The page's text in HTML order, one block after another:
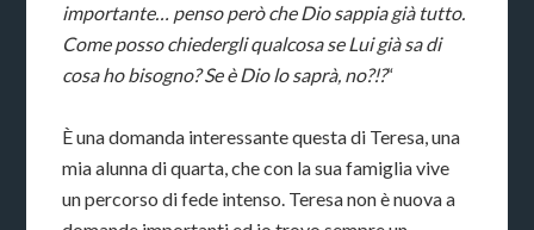
importante… penso però che Dio sappia già tutto.
Come posso chiedergli qualcosa se Lui già sa di
cosa ho bisogno? Se è Dio lo saprà, no?!?“
È una domanda interessante questa di Teresa, una
mia alunna di quarta, che con la sua famiglia vive
un percorso di fede intenso. Teresa non è nuova a